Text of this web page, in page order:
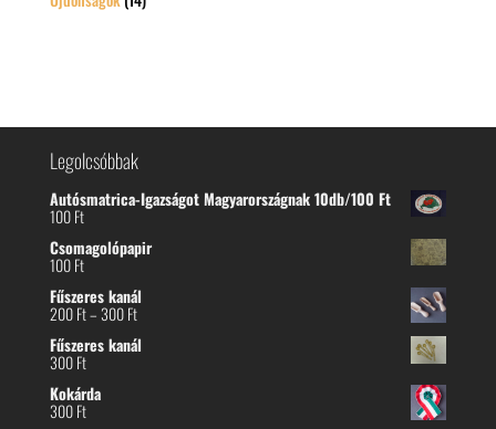
Legolcsóbbak
Autósmatrica-Igazságot Magyarországnak 10db/100 Ft
100Ft
Csomagolópapir
100Ft
Fűszeres kanál
200Ft–300FtÁrtartomány:
-
Fűszeres kanál
300Ft
Kokárda
300Ft